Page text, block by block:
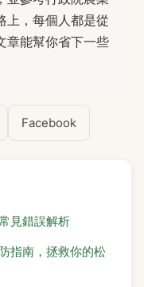
上，每個人都是從
章能幫你省下一些
Facebook
見錯誤解析
指南，拯救你的松